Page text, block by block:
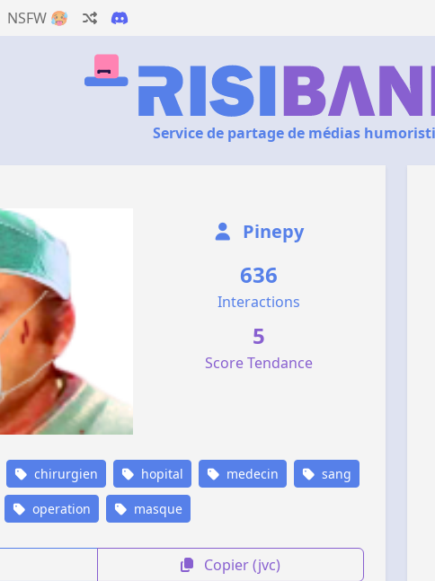
NSFW 🥵
Service de partage de médias
Pinepy
636
Interactions
5
Score Tendance
chirurgien hopital medecin sang
operation masque
Copier (jvc)